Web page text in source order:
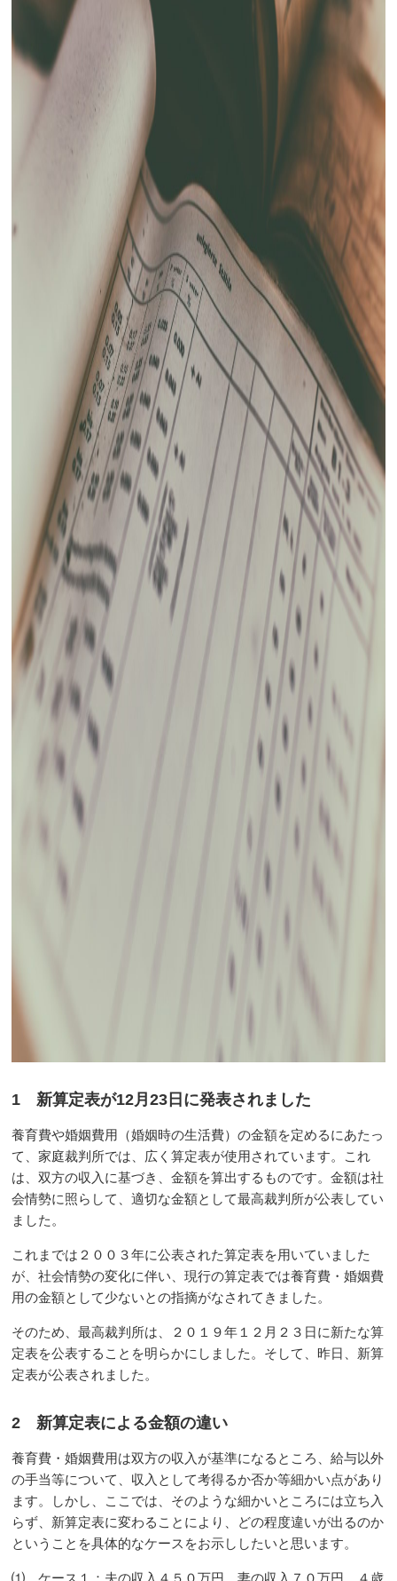
1 新算定表が12月23日に発表されました
養育費や婚姻費用（婚姻時の生活費）の金額を定めるにあたっ
て、家庭裁判所では、広く算定表が使用されています。これ
は、双方の収入に基づき、金額を算出するものです。金額は社
会情勢に照らして、適切な金額として最高裁判所が公表してい
ました。
これまでは２００３年に公表された算定表を用いていました
が、社会情勢の変化に伴い、現行の算定表では養育費・婚姻費
用の金額として少ないとの指摘がなされてきました。
そのため、最高裁判所は、２０１９年１２月２３日に新たな算
定表を公表することを明らかにしました。そして、昨日、新算
定表が公表されました。
2 新算定表による金額の違い
養育費・婚姻費用は双方の収入が基準になるところ、給与以外
の手当等について、収入として考得るか否か等細かい点があり
ます。しかし、ここでは、そのような細かいところには立ち入
らず、新算定表に変わることにより、どの程度違いが出るのか
ということを具体的なケースをお示ししたいと思います。